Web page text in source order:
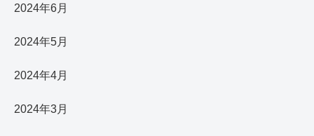
2024年6月
2024年5月
2024年4月
2024年3月